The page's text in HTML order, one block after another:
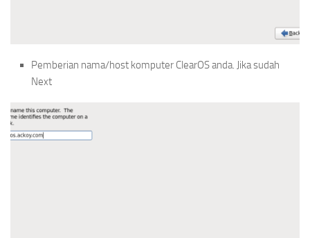
Pemberian nama/host komputer ClearOS anda. Jika sudah
Next